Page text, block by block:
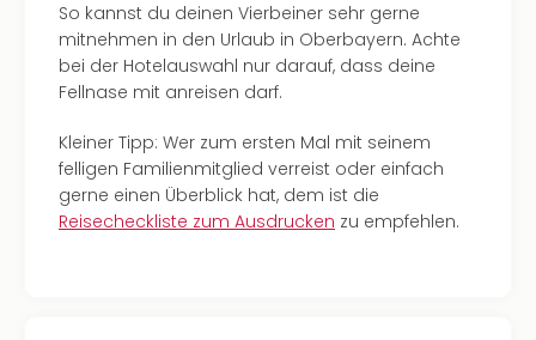
So kannst du deinen Vierbeiner sehr gerne
mitnehmen in den Urlaub in Oberbayern. Achte
bei der Hotelauswahl nur darauf, dass deine
Fellnase mit anreisen darf.
Kleiner Tipp: Wer zum ersten Mal mit seinem
felligen Familienmitglied verreist oder einfach
gerne einen Überblick hat, dem ist die
Reisecheckliste zum Ausdrucken zu empfehlen.